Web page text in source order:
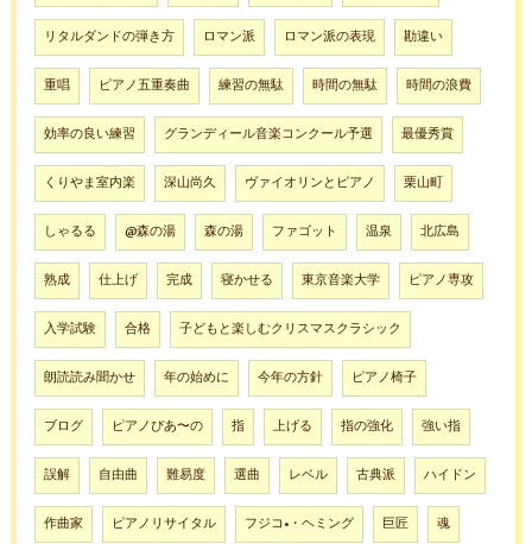
リタルダンドの弾き方 ロマン派 ロマン派の表現 勘違い
重唱 ピアノ五重奏曲 練習の無駄 時間の無駄 時間の浪費
効率の良い練習 グランディール音楽コンクール予選 最優秀賞
くりやま室内楽 深山尚久 ヴァイオリンとピアノ 栗山町
しゃるる @森の湯 森の湯 ファゴット 温泉 北広島
熟成 仕上げ 完成 寝かせる 東京音楽大学 ピアノ専攻
入学試験 合格 子どもと楽しむクリスマスクラシック
朗読読み聞かせ 年の始めに 今年の方針 ピアノ椅子
ブログ ピアノぴあ〜の 指 上げる 指の強化 強い指
誤解 自由曲 難易度 選曲 レベル 古典派 ハイドン
作曲家 ピアノリサイタル フジコ•・ヘミング 巨匠 魂